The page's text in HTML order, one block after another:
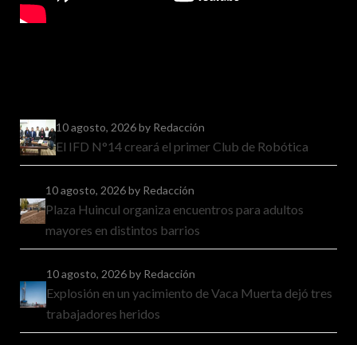
10 agosto, 2026by Redacción
El IFD N°14 creará el primer Club de Robótica
10 agosto, 2026by Redacción
Plaza Huincul organiza encuentros para adultos
mayores en distintos barrios
10 agosto, 2026by Redacción
Explosión en un yacimiento de Vaca Muerta dejó tres
trabajadores heridos